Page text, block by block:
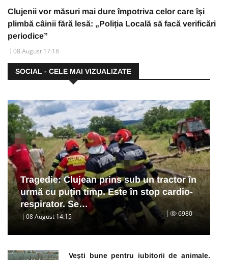
Clujenii vor măsuri mai dure împotriva celor care își
plimbă câinii fără lesă: „Poliția Locală să facă verificări
periodice”
08 August 17:18
SOCIAL - CELE MAI VIZUALIZATE
Tragedie: Clujean prins sub un tractor în
urmă cu puțin timp. Este în stop cardio-
respirator. Se…
08 August 14:15 6980
Vești bune pentru iubitorii de animale.